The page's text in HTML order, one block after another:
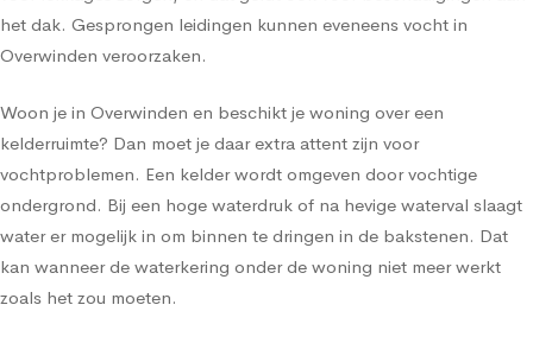
het dak. Gesprongen leidingen kunnen eveneens vocht in
Overwinden veroorzaken.
Woon je in Overwinden en beschikt je woning over een
kelderruimte? Dan moet je daar extra attent zijn voor
vochtproblemen. Een kelder wordt omgeven door vochtige
ondergrond. Bij een hoge waterdruk of na hevige waterval slaagt
water er mogelijk in om binnen te dringen in de bakstenen. Dat
kan wanneer de waterkering onder de woning niet meer werkt
zoals het zou moeten.